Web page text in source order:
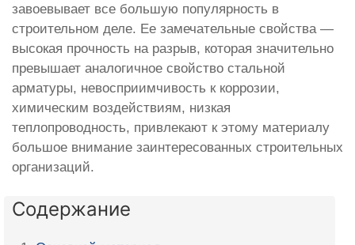
завоевывает все большую популярность в
строительном деле. Ее замечательные свойства —
высокая прочность на разрыв, которая значительно
превышает аналогичное свойство стальной
арматуры, невосприимчивость к коррозии,
химическим воздействиям, низкая
теплопроводность, привлекают к этому материалу
большое внимание заинтересованных строительных
организаций.
Содержание